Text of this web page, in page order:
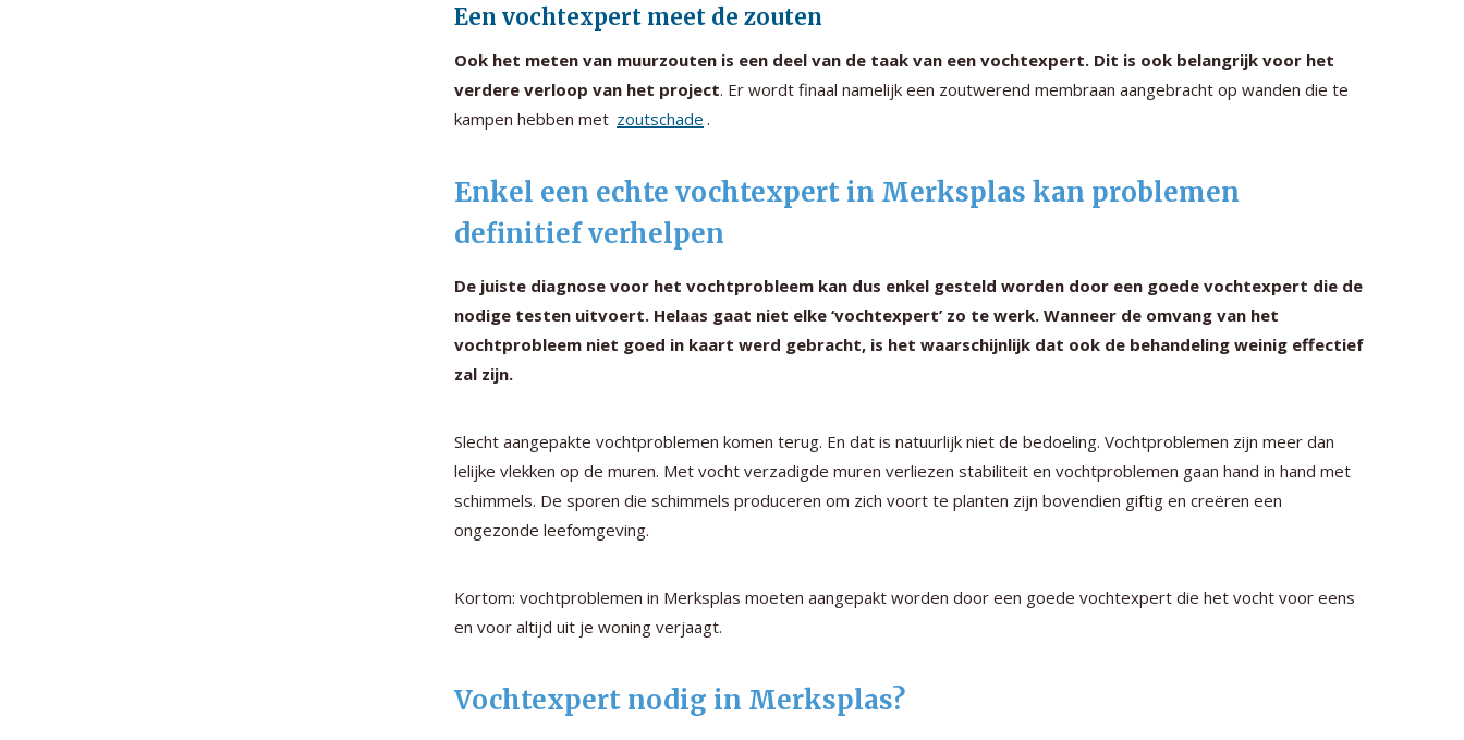
Een vochtexpert meet de zouten
Ook het meten van muurzouten is een deel van de taak van een vochtexpert. Dit is ook belangrijk voor het
verdere verloop van het project. Er wordt finaal namelijk een zoutwerend membraan aangebracht op wanden die te
kampen hebben met zoutschade .
Enkel een echte vochtexpert in Merksplas kan problemen
definitief verhelpen
De juiste diagnose voor het vochtprobleem kan dus enkel gesteld worden door een goede vochtexpert die de
nodige testen uitvoert. Helaas gaat niet elke ‘vochtexpert’ zo te werk. Wanneer de omvang van het
vochtprobleem niet goed in kaart werd gebracht, is het waarschijnlijk dat ook de behandeling weinig effectief
zal zijn.
Slecht aangepakte vochtproblemen komen terug. En dat is natuurlijk niet de bedoeling. Vochtproblemen zijn meer dan
lelijke vlekken op de muren. Met vocht verzadigde muren verliezen stabiliteit en vochtproblemen gaan hand in hand met
schimmels. De sporen die schimmels produceren om zich voort te planten zijn bovendien giftig en creëren een
ongezonde leefomgeving.
Kortom: vochtproblemen in Merksplas moeten aangepakt worden door een goede vochtexpert die het vocht voor eens
en voor altijd uit je woning verjaagt.
Vochtexpert nodig in Merksplas?